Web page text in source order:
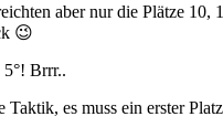
aber nur die Plätze 10,
😉
Brrr..
es muss ein erster